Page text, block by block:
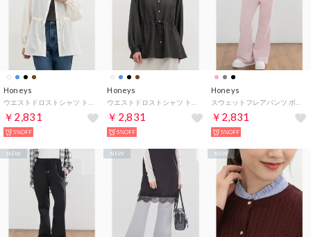
Honeys
ウエストドロストシャツ トップス シャツ ブラウス 長袖 ワッシャー加工 ドロスト レギュラーカラー カジュアル オールシーズン 白 レディース （アイボリー）
￥2,831
5%OFF
Honeys
ウエストドロストシャツ トップス シャツ ブラウス 長袖 ワッシャー加工 ドロスト レギュラーカラー カジュアル オールシーズン 白 レディース （スミクロ）
￥2,831
5%OFF
Honeys
スウェットフレアパンツ ボトムス パンツ 大きいサイズ フレアパンツ スウェットパンツ ロングパンツ 綿混 ウエストゴム ポケット レディース （ピンク）
￥2,831
5%OFF
NEW NEW NEW